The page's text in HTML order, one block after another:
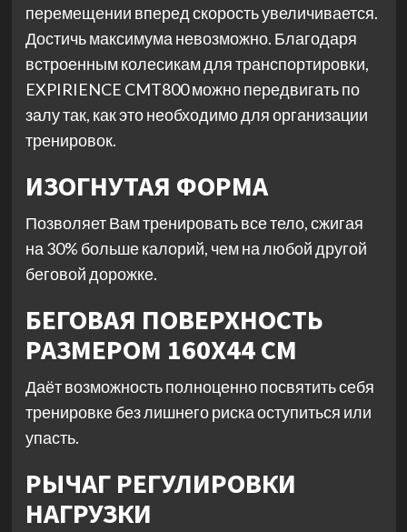
перемещении вперед скорость увеличивается.
Достичь максимума невозможно. Благодаря
встроенным колесикам для транспортировки,
EXPIRIENCE CMT800 можно передвигать по
залу так, как это необходимо для организации
тренировок.
ИЗОГНУТАЯ ФОРМА
Позволяет Вам тренировать все тело, сжигая
на 30% больше калорий, чем на любой другой
беговой дорожке.
БЕГОВАЯ ПОВЕРХНОСТЬ
РАЗМЕРОМ 160X44 СМ
Даёт возможность полноценно посвятить себя
тренировке без лишнего риска оступиться или
упасть.
РЫЧАГ РЕГУЛИРОВКИ
НАГРУЗКИ